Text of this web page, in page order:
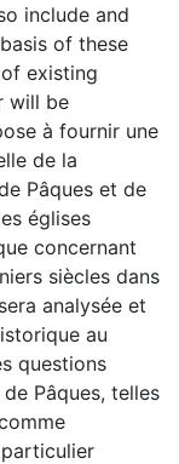
include and
of these
existing
will be
à fournir une
de la
Pâques et de
églises
concernant
siècles dans
analysée et
au
questions
Pâques, telles